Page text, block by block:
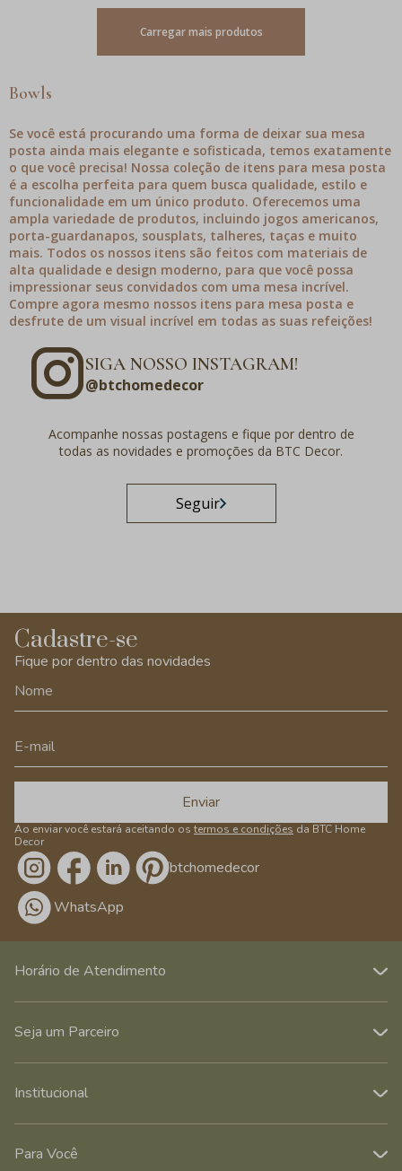
Carregar mais produtos
Bowls
Se você está procurando uma forma de deixar sua mesa
posta ainda mais elegante e sofisticada, temos exatamente
o que você precisa! Nossa coleção de itens para mesa posta
é a escolha perfeita para quem busca qualidade, estilo e
funcionalidade em um único produto. Oferecemos uma
ampla variedade de produtos, incluindo jogos americanos,
porta-guardanapos, sousplats, talheres, taças e muito
mais. Todos os nossos itens são feitos com materiais de
alta qualidade e design moderno, para que você possa
impressionar seus convidados com uma mesa incrível.
Compre agora mesmo nossos itens para mesa posta e
desfrute de um visual incrível em todas as suas refeições!
SIGA NOSSO INSTAGRAM!
@btchomedecor
Acompanhe nossas postagens e fique por dentro de
todas as novidades e promoções da BTC Decor.
Seguir
Cadastre-se
Fique por dentro das novidades
Enviar
Ao enviar você estará aceitando os termos e condições da BTC Home
Decor
/btchomedecor
WhatsApp
Horário de Atendimento
Seja um Parceiro
Institucional
Para Você